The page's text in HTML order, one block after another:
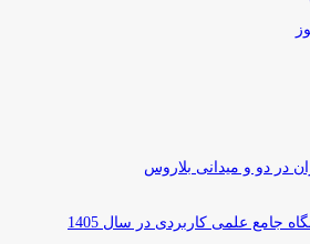
در دو و میدانی بلاروس
جامع علمی کاربردی در سال 1405